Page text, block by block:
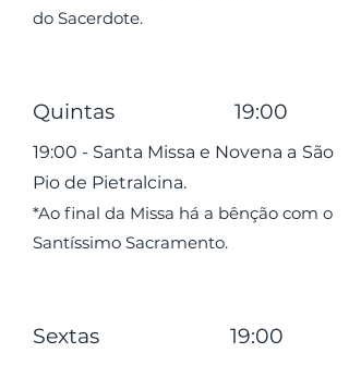
do Sacerdote.
Quintas 19:00
19:00 - Santa Missa e Novena a São
Pio de Pietralcina.
*Ao final da Missa há a bênção com o
Santíssimo Sacramento.
Sextas 19:00